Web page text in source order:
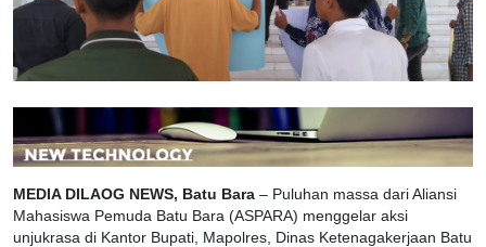
MEDIA DILAOG NEWS, Batu Bara – Puluhan massa dari Aliansi
Mahasiswa Pemuda Batu Bara (ASPARA) menggelar aksi
unjukrasa di Kantor Bupati, Mapolres, Dinas Ketenagakerjaan Batu